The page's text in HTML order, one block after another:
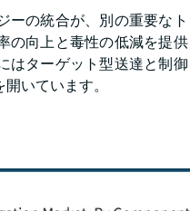
ーの統合が、別の重要な
の向上と毒性の低減を提
ターゲット型送達と制
いています。